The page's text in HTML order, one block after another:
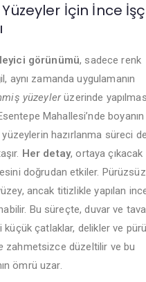
Yüzeyler İçin İnce
görünümü, sadece renk
aynı zamanda uygulamanın
yüzeylerüzerinde
Mahallesi’nde boyanın
hazırlanma süreci de
Her detay, ortaya çıkacak
doğrudan etkiler.
ancak titizlikle yapılan
Bu süreçte, duvar ve
küçük çatlaklar, delikler ve
zahmetsizce düzeltilir ve bu
ömrü uzar.